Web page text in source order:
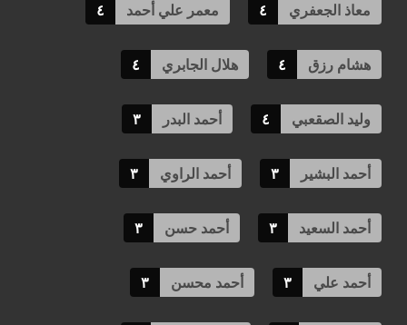
معاذ الجعفري ٤ معمر علي أحمد ٤
هشام رزق ٤ هلال الجابري ٤
وليد الصقعبي ٤ أحمد البدر ٣
أحمد البشير ٣ أحمد الراوي ٣
أحمد السعيد ٣ أحمد حسن ٣
أحمد علي ٣ أحمد محسن ٣